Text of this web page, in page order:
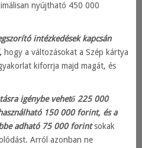
nyújtható 450 000
intézkedések kapcsán
hogy a változásokat a Szép kártya
kiforrja majd magát, és
igénybe vehető 225 000
150 000 forint, és a
adható 75 000 forintsokak
Arról azonban ne